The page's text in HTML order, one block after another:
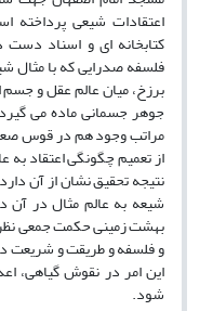
اعتقادات شیعی پرداخته
کتابخانه ای و اسناد
فلسفه صدرایی که با مثال
برزخ، میان عالم عقل و
جوهر جسمانی ماده می
مراتب وجود هم در قوس
از تعمیم چگونگی اعتقاد به
نتیجه تحقیق نشان از آن
شیعه به عالم مثال در
بهشت زمینی حکمت جمعی
و فلسفه و طریقت و شریعت
این امر در نقوش گیاهی،
شود.